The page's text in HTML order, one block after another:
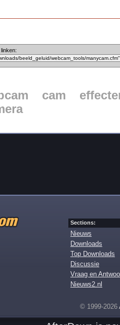
cam
Sections:
Nieuws
Downloads
Top Downloads
Discussie
Vraag en
Nieuws2.nl
© 1999-2026